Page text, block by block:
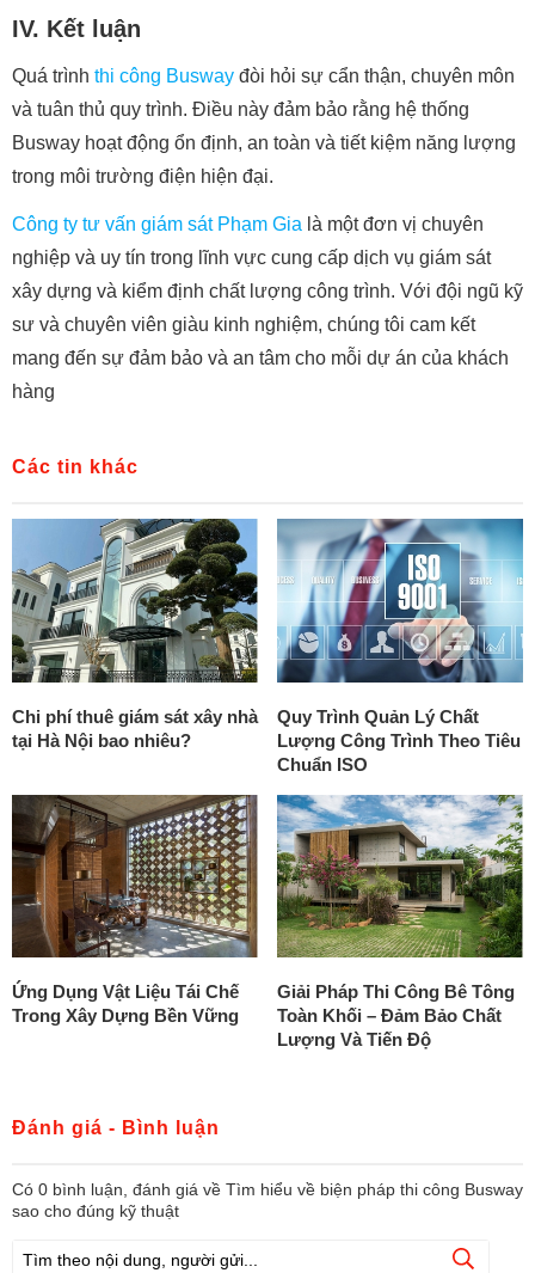
IV. Kết luận
Quá trình thi công Busway đòi hỏi sự cẩn thận, chuyên môn
và tuân thủ quy trình. Điều này đảm bảo rằng hệ thống
Busway hoạt động ổn định, an toàn và tiết kiệm năng lượng
trong môi trường điện hiện đại.
Công ty tư vấn giám sát Phạm Gia là một đơn vị chuyên
nghiệp và uy tín trong lĩnh vực cung cấp dịch vụ giám sát
xây dựng và kiểm định chất lượng công trình. Với đội ngũ kỹ
sư và chuyên viên giàu kinh nghiệm, chúng tôi cam kết
mang đến sự đảm bảo và an tâm cho mỗi dự án của khách
hàng
Các tin khác
Chi phí thuê giám sát xây nhà
tại Hà Nội bao nhiêu?
Quy Trình Quản Lý Chất
Lượng Công Trình Theo Tiêu
Chuẩn ISO
Ứng Dụng Vật Liệu Tái Chế
Trong Xây Dựng Bền Vững
Giải Pháp Thi Công Bê Tông
Toàn Khối – Đảm Bảo Chất
Lượng Và Tiến Độ
Đánh giá - Bình luận
Có 0 bình luận, đánh giá về Tìm hiểu về biện pháp thi công Busway
sao cho đúng kỹ thuật